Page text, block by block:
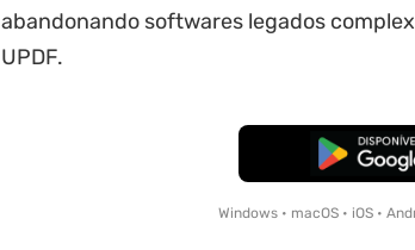
abandonando softwares legados
UPDF.
Baixar
Windows • macOS • iOS •